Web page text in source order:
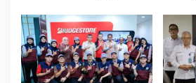
n
Tangga